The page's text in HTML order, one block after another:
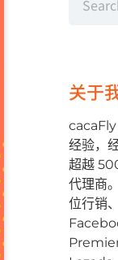
关于
cacaFly
经验，
超越
代理商
位⾏销